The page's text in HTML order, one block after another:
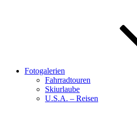
Fotogalerien
Fahrradtouren
Skiurlaube
U.S.A. – Reisen